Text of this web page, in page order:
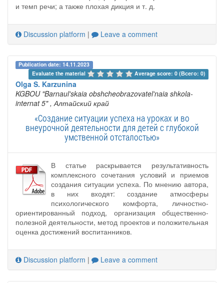
и темп речи; а также плохая дикция и т. д.
Discussion platform | Leave a comment
Publication date: 14.11.2023
Evaluate the material
Average score: 0 (Всего: 0)
Olga S. Karzunina
KGBOU "Barnaul'skaia obshcheobrazovatel'naia shkola-
internat 5" , Алтайский край
«Создание ситуации успеха на уроках и во
внеурочной деятельности для детей с глубокой
умственной отсталостью»
В статье раскрывается результативность
комплексного сочетания условий и приемов
создания ситуации успеха. По мнению автора,
в них входят: создание атмосферы
психологического комфорта, личностно-
ориентированный подход, организация общественно-
полезной деятельности, метод проектов и положительная
оценка достижений воспитанников.
Discussion platform | Leave a comment